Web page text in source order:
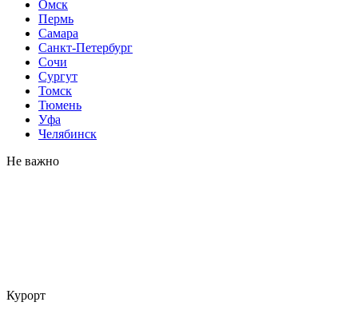
Омск
Пермь
Самара
Санкт-Петербург
Сочи
Сургут
Томск
Тюмень
Уфа
Челябинск
Не важно
Курорт